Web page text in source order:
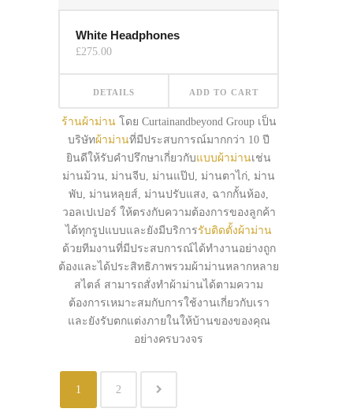
White Headphones
£275.00
DETAILS ADD TO CART
ร้านผ้าม่านโดย Curtainandbeyond Group เป็น
บริษัทผ้าม่านที่มีประสบการณ์มากกว่า 10 ปี
ยินดีให้รับคำปรึกษาเกี่ยวกับแบบผ้าม่านเช่น
ม่านม้วน, ม่านจีบ, ม่านแป๊ป, ม่านตาไก่, ม่าน
พับ, ม่านหลุยส์, ม่านปรับแสง, ฉากกั้นห้อง,
วอลเปเปอร์ ให้ตรงกับความต้องการของลูกค้า
ได้ทุกรูปแบบและยังมีบริการรับติดตั้งผ้าม่าน
ด้วยทีมงานที่มีประสบการณ์ได้ทำงานอย่างถูก
ต้องและได้ประสิทธิภาพรวมผ้าม่านหลากหลาย
สไตล์ สามารถสั่งทำผ้าม่านได้ตามความ
ต้องการเหมาะสมกับการใช้งานเกี่ยวกับเรา
และยังรับตกแต่งภายในให้บ้านของของคุณ
อย่างครบวงจร
1 2